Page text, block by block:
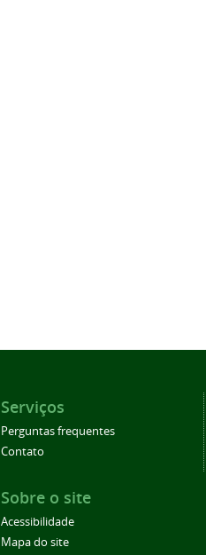
Serviços
Perguntas frequentes
Contato
Sobre o site
Acessibilidade
Mapa do site